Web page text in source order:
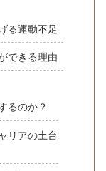
る運動不足
できる理由
るのか？
リアの土台